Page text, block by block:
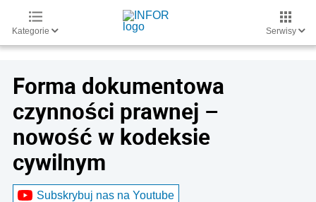
Kategorie Serwisy
Forma dokumentowa
czynności prawnej –
nowość w kodeksie
cywilnym
Subskrybuj nas na Youtube